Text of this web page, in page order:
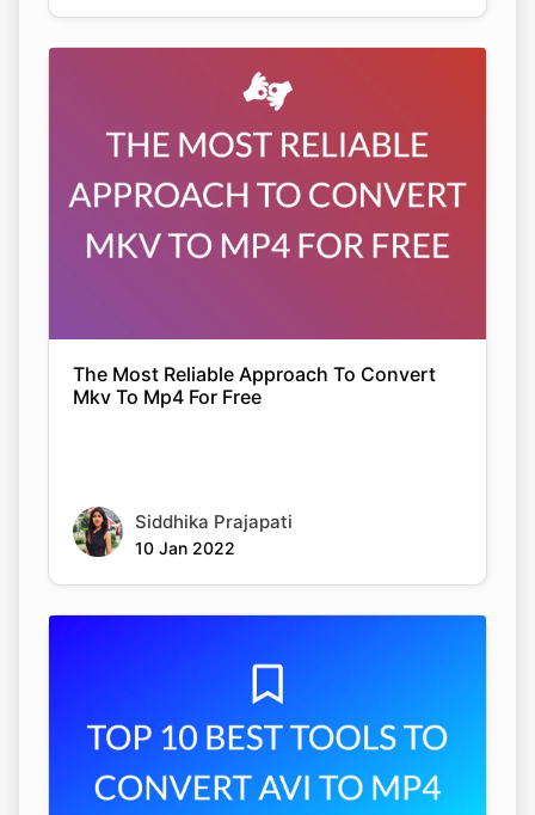
The Most Reliable Approach To Convert
Mkv To Mp4 For Free
Siddhika Prajapati
10 Jan 2022